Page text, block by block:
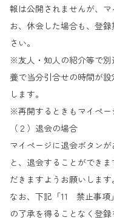
報は公開されませんが、
お、休会した場合も、登
さい。
※友人・知人の紹介等で
養で当分引合せの時間が
します。
※再開するときもマイペー
（２）退会の場合
マイページに退会ボタン
と、退会することができ
だきますようお願いします。
なお、下記「11 禁止事項
の了承を得ることなく登